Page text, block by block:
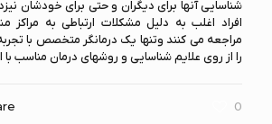
شناسایی آنها برای دیگران و حتی برای خودشان
افراد اغلب به دلیل مشکلات ارتباطی به مراکز
مراجعه می کنند وتنها یک درمانگر متخصص با
را از روی علایم شناسایی و روشهای درمان مناسب با
0